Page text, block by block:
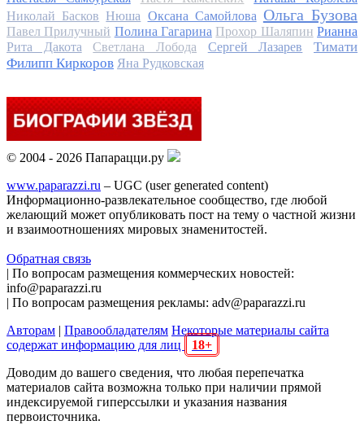
Николай Басков Нюша Оксана Самойлова Ольга Бузова
Павел Прилучный Полина Гагарина Прохор Шаляпин Рианна
Рита Дакота
Светлана Лобода Сергей Лазарев
Тимати
Филипп Киркоров Яна Рудковская
© 2004 - 2026 Папарацци.ру
www.paparazzi.ru – UGC (user generated content)
Информационно-развлекательное сообщество, где любой
желающий может опубликовать пост на тему о частной жизни
и взаимоотношениях мировых знаменитостей.
Обратная связь
| По вопросам размещения коммерческих новостей:
info@paparazzi.ru
| По вопросам размещения рекламы: adv@paparazzi.ru
Авторам | Правообладателям Некоторые материалы сайта
содержат информацию для лиц
18+
Доводим до вашего сведения, что любая перепечатка
материалов сайта возможна только при наличии прямой
индексируемой гиперссылки и указания названия
первоисточника.